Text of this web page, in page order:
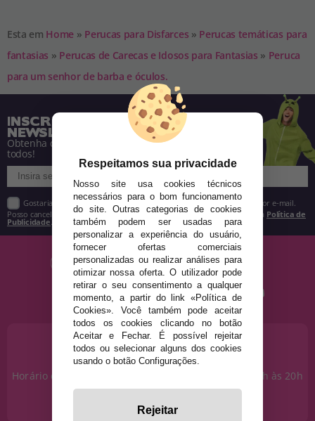
Esta em Home » Perucas para Disfarces » Perucas temáticas para
fantasias » Perucas de Carecas e Idosos para Fantasias » Peruca
para um senhor de barba e óculos.
INSCREVA-SE NA NOSSA
NEWSLETTER
Obtenha descontos e saiba de tudo antes de
todos!
Gostaria de receber descontos exclusivos, novidades e tendências por e-mail.
Posso cancelar a inscrição a qualquer momento, conforme estipulado na Política de
Publicidade
PRECISA DE AJUDA?
915 793 695
Horário de segunda a sexta das 10h às 14h e das 17h às 20h
info@disfracestuyyo.pt
Respeitamos sua privacidade
Nosso site usa cookies técnicos
necessários para o bom funcionamento
do site. Outras categorias de cookies
também podem ser usadas para
personalizar a experiência do usuário,
fornecer ofertas comerciais
personalizadas ou realizar análises para
otimizar nossa oferta. O utilizador pode
retirar o seu consentimento a qualquer
momento, a partir do link «Política de
Cookies». Você também pode aceitar
todos os cookies clicando no botão
Aceitar e Fechar. É possível rejeitar
todos ou selecionar alguns dos cookies
usando o botão Configurações.
Rejeitar